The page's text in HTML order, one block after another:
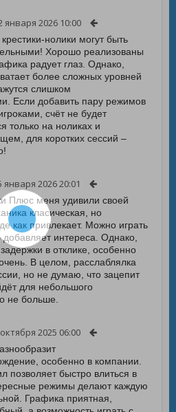
января 2026 10:00
нолики могут быть
Хорошо реализованы
радует глаз. Однако,
более сложных уровней
слишком
Если добавить пару режимов
счёт не будет
только на ноликах и
для коротких сессий –
января 2026 20:01
Плюс меня удивили своей
класическая, но
как привлекает. Можно играть
добавляет интереса. Однако,
в отклике, особенно
В целом, расслаблялка
но не думаю, что зацепит
для небольшого
не больше.
2025 06:00
особенно в компании.
позволяет быстро влиться в
режимы делают каждую
Графика приятная,